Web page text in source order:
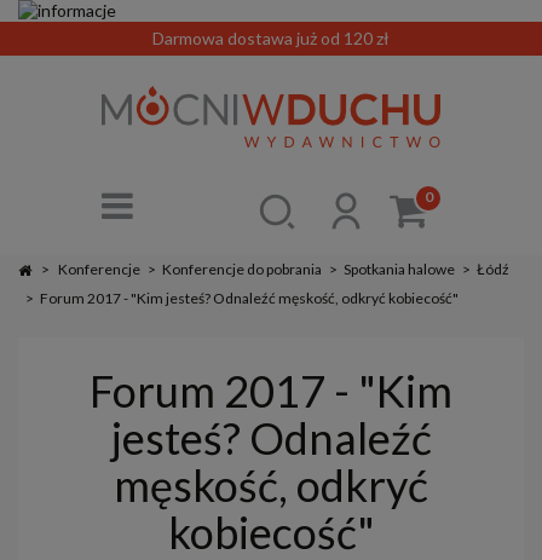
Darmowa dostawa już od 120 zł
0
> Konferencje > Konferencje do pobrania > Spotkania halowe > Łódź
> Forum 2017 - "Kim jesteś? Odnaleźć męskość, odkryć kobiecość"
Forum 2017 - "Kim
jesteś? Odnaleźć
męskość, odkryć
kobiecość"